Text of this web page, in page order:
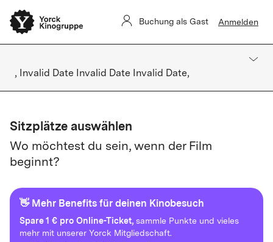
Buchung als Gast Anmelden
, Invalid Date Invalid Date Invalid Date,
Sitzplätze auswählen
Wo möchtest du sein, wenn der Film
beginnt?
👋 Mehr Benefits für deinen Kinobesuch
Spare1 € pro Online-Ticket, sammle Punkte und vieles
mehr mit unserer Yorck Mitgliedschaft.